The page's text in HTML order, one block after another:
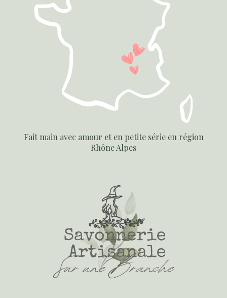
Fait main avec amour et en petite série en région
Rhône Alpes